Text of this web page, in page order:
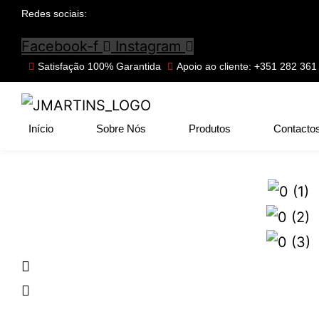
Redes sociais:
Facebook-f Instagram
Satisfação 100% Garantida Apoio ao cliente: +351 282
Início Sobre Nós Produtos